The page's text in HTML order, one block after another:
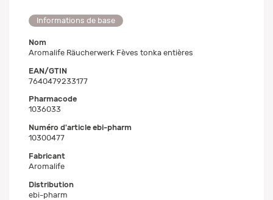
Informations de base
Nom
Aromalife Räucherwerk Fèves tonka entières
EAN/GTIN
7640479233177
Pharmacode
1036033
Numéro d'article ebi-pharm
10300477
Fabricant
Aromalife
Distribution
ebi-pharm